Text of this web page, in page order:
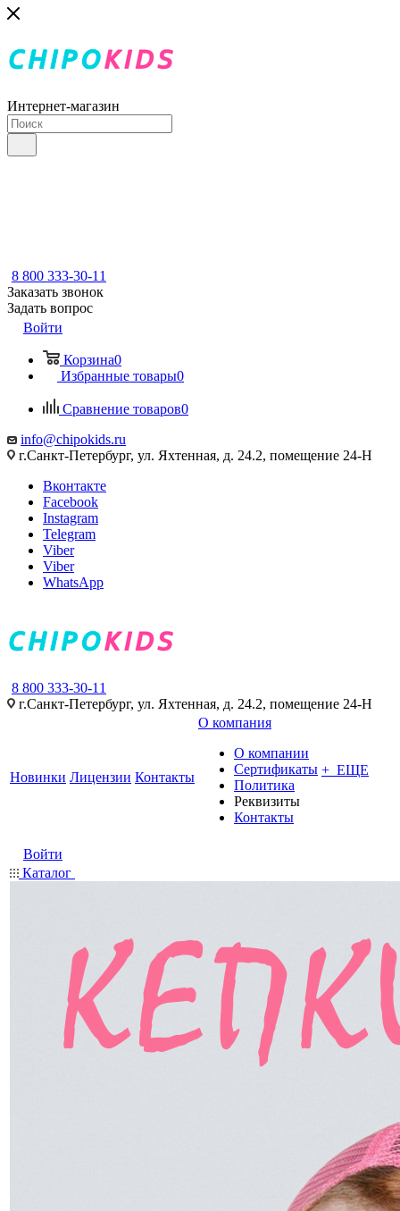
Интернет-магазин
8 800 333-30-11
Заказать звонок
Задать вопрос
Войти
Корзина0
Избранные товары0
Сравнение товаров0
info@chipokids.ru
г.Санкт-Петербург, ул. Яхтенная, д. 24.2, помещение 24-Н
Вконтакте
Facebook
Instagram
Telegram
Viber
Viber
WhatsApp
8 800 333-30-11
г.Санкт-Петербург, ул. Яхтенная, д. 24.2, помещение 24-Н
Новинки Лицензии Контакты
О компания
О компании
Сертификаты
Политика
Реквизиты
Контакты
+ ЕЩЕ
Войти
Каталог